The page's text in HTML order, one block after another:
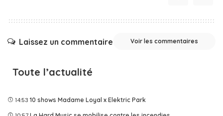
Laissez un commentaire Voir les commentaires
Toute l’actualité
14:53 10 shows Madame Loyal x Elektric Park